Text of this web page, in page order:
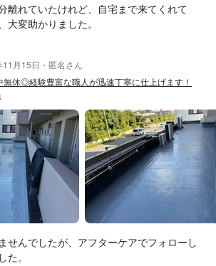
離れていたけれど、自宅まで来てくれて
変助かりました。
月15日・匿名さん
無休◎経験豊富な職人が迅速丁寧に仕上げます！
せんでしたが、アフターケアでフォローし
。